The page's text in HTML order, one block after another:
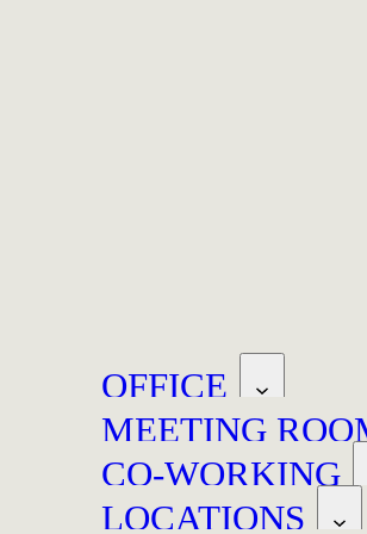
OFFICE
MEETING
CO-WORKING
LOCATIONS